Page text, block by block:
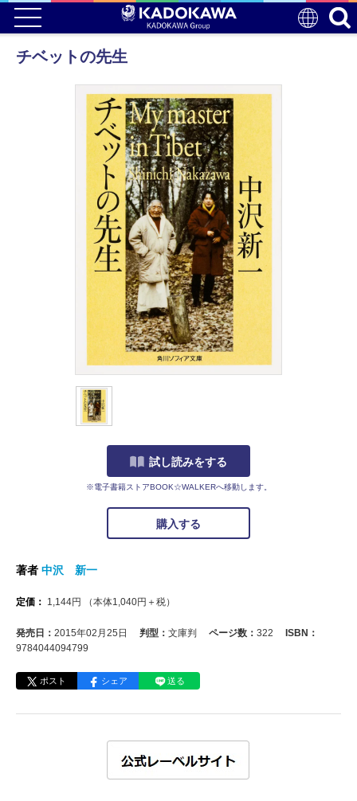
チベットの先生
試し読みをする
※電子書籍ストアBOOK☆WALKERへ移動します。
購入する
著者 中沢 新一
定価： 1,144円 （本体1,040円＋税）
発売日： 2015年02月25日 判型： 文庫判 ページ数： 322
ISBN：
9784044094799
ポスト シェア 送る